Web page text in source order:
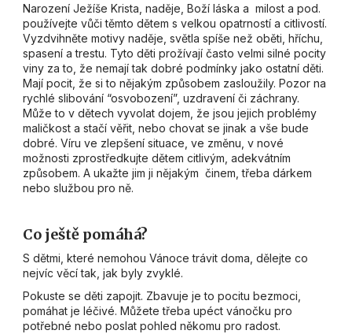
Narození Ježíše Krista, naděje, Boží láska a milost a pod.
používejte vůči těmto dětem s velkou opatrností a citlivostí.
Vyzdvihněte motivy naděje, světla spíše než oběti, hříchu,
spasení a trestu. Tyto děti prožívají často velmi silné pocity
viny za to, že nemají tak dobré podmínky jako ostatní děti.
Mají pocit, že si to nějakým způsobem zasloužily. Pozor na
rychlé slibování “osvobození”, uzdravení či záchrany.
Může to v dětech vyvolat dojem, že jsou jejich problémy
maličkost a stačí věřit, nebo chovat se jinak a vše bude
dobré. Víru ve zlepšení situace, ve změnu, v nové
možnosti zprostředkujte dětem citlivým, adekvátním
způsobem. A ukažte jim ji nějakým činem, třeba dárkem
nebo službou pro ně.
Co ještě pomáhá?
S dětmi, které nemohou Vánoce trávit doma, dělejte co
nejvíc věcí tak, jak byly zvyklé.
Pokuste se děti zapojit. Zbavuje je to pocitu bezmoci,
pomáhat je léčivé. Můžete třeba upéct vánočku pro
potřebné nebo poslat pohled někomu pro radost.